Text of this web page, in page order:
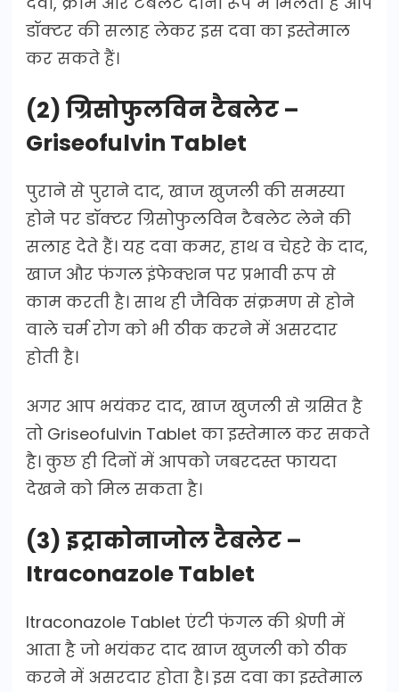
डॉक्टर की सलाह लेकर इस दवा का इस्तेमाल
कर सकते हैं।
(2) ग्रिसोफुलविन टैबलेट –
Griseofulvin Tablet
पुराने से पुराने दाद, खाज खुजली की समस्या
होने पर डॉक्टर ग्रिसोफुलविन टैबलेट लेने की
सलाह देते हैं। यह दवा कमर, हाथ व चेहरे के दाद,
खाज और फंगल इंफेक्शन पर प्रभावी रूप से
काम करती है। साथ ही जैविक संक्रमण से होने
वाले चर्म रोग को भी ठीक करने में असरदार
होती है।
अगर आप भयंकर दाद, खाज खुजली से ग्रसित है
तो Griseofulvin Tablet का इस्तेमाल कर सकते
है। कुछ ही दिनों में आपको जबरदस्त फायदा
देखने को मिल सकता है।
(3) इट्राकोनाजोल टैबलेट –
Itraconazole Tablet
Itraconazole Tablet एंटी फंगल की श्रेणी में
आता है जो भयंकर दाद खाज खुजली को ठीक
करने में असरदार होता है। इस दवा का इस्तेमाल